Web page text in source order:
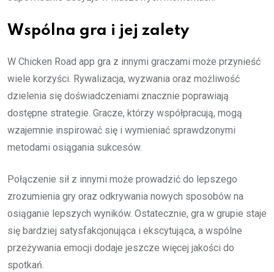
Wspólna gra i jej zalety
W Chicken Road app gra z innymi graczami może przynieść
wiele korzyści. Rywalizacja, wyzwania oraz możliwość
dzielenia się doświadczeniami znacznie poprawiają
dostępne strategie. Gracze, którzy współpracują, mogą
wzajemnie inspirować się i wymieniać sprawdzonymi
metodami osiągania sukcesów.
Połączenie sił z innymi może prowadzić do lepszego
zrozumienia gry oraz odkrywania nowych sposobów na
osiąganie lepszych wyników. Ostatecznie, gra w grupie staje
się bardziej satysfakcjonująca i ekscytująca, a wspólne
przeżywania emocji dodaje jeszcze więcej jakości do
spotkań.